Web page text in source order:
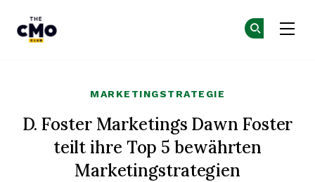
MARKETINGSTRATEGIE
D. Foster Marketings Dawn Foster
teilt ihre Top 5 bewährten
Marketingstrategien